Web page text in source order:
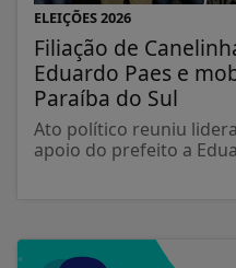
ELEIÇÕES 2026
Filiação de
Eduardo Paes e
Paraíba do Sul
Ato político reuniu
apoio do prefeito a